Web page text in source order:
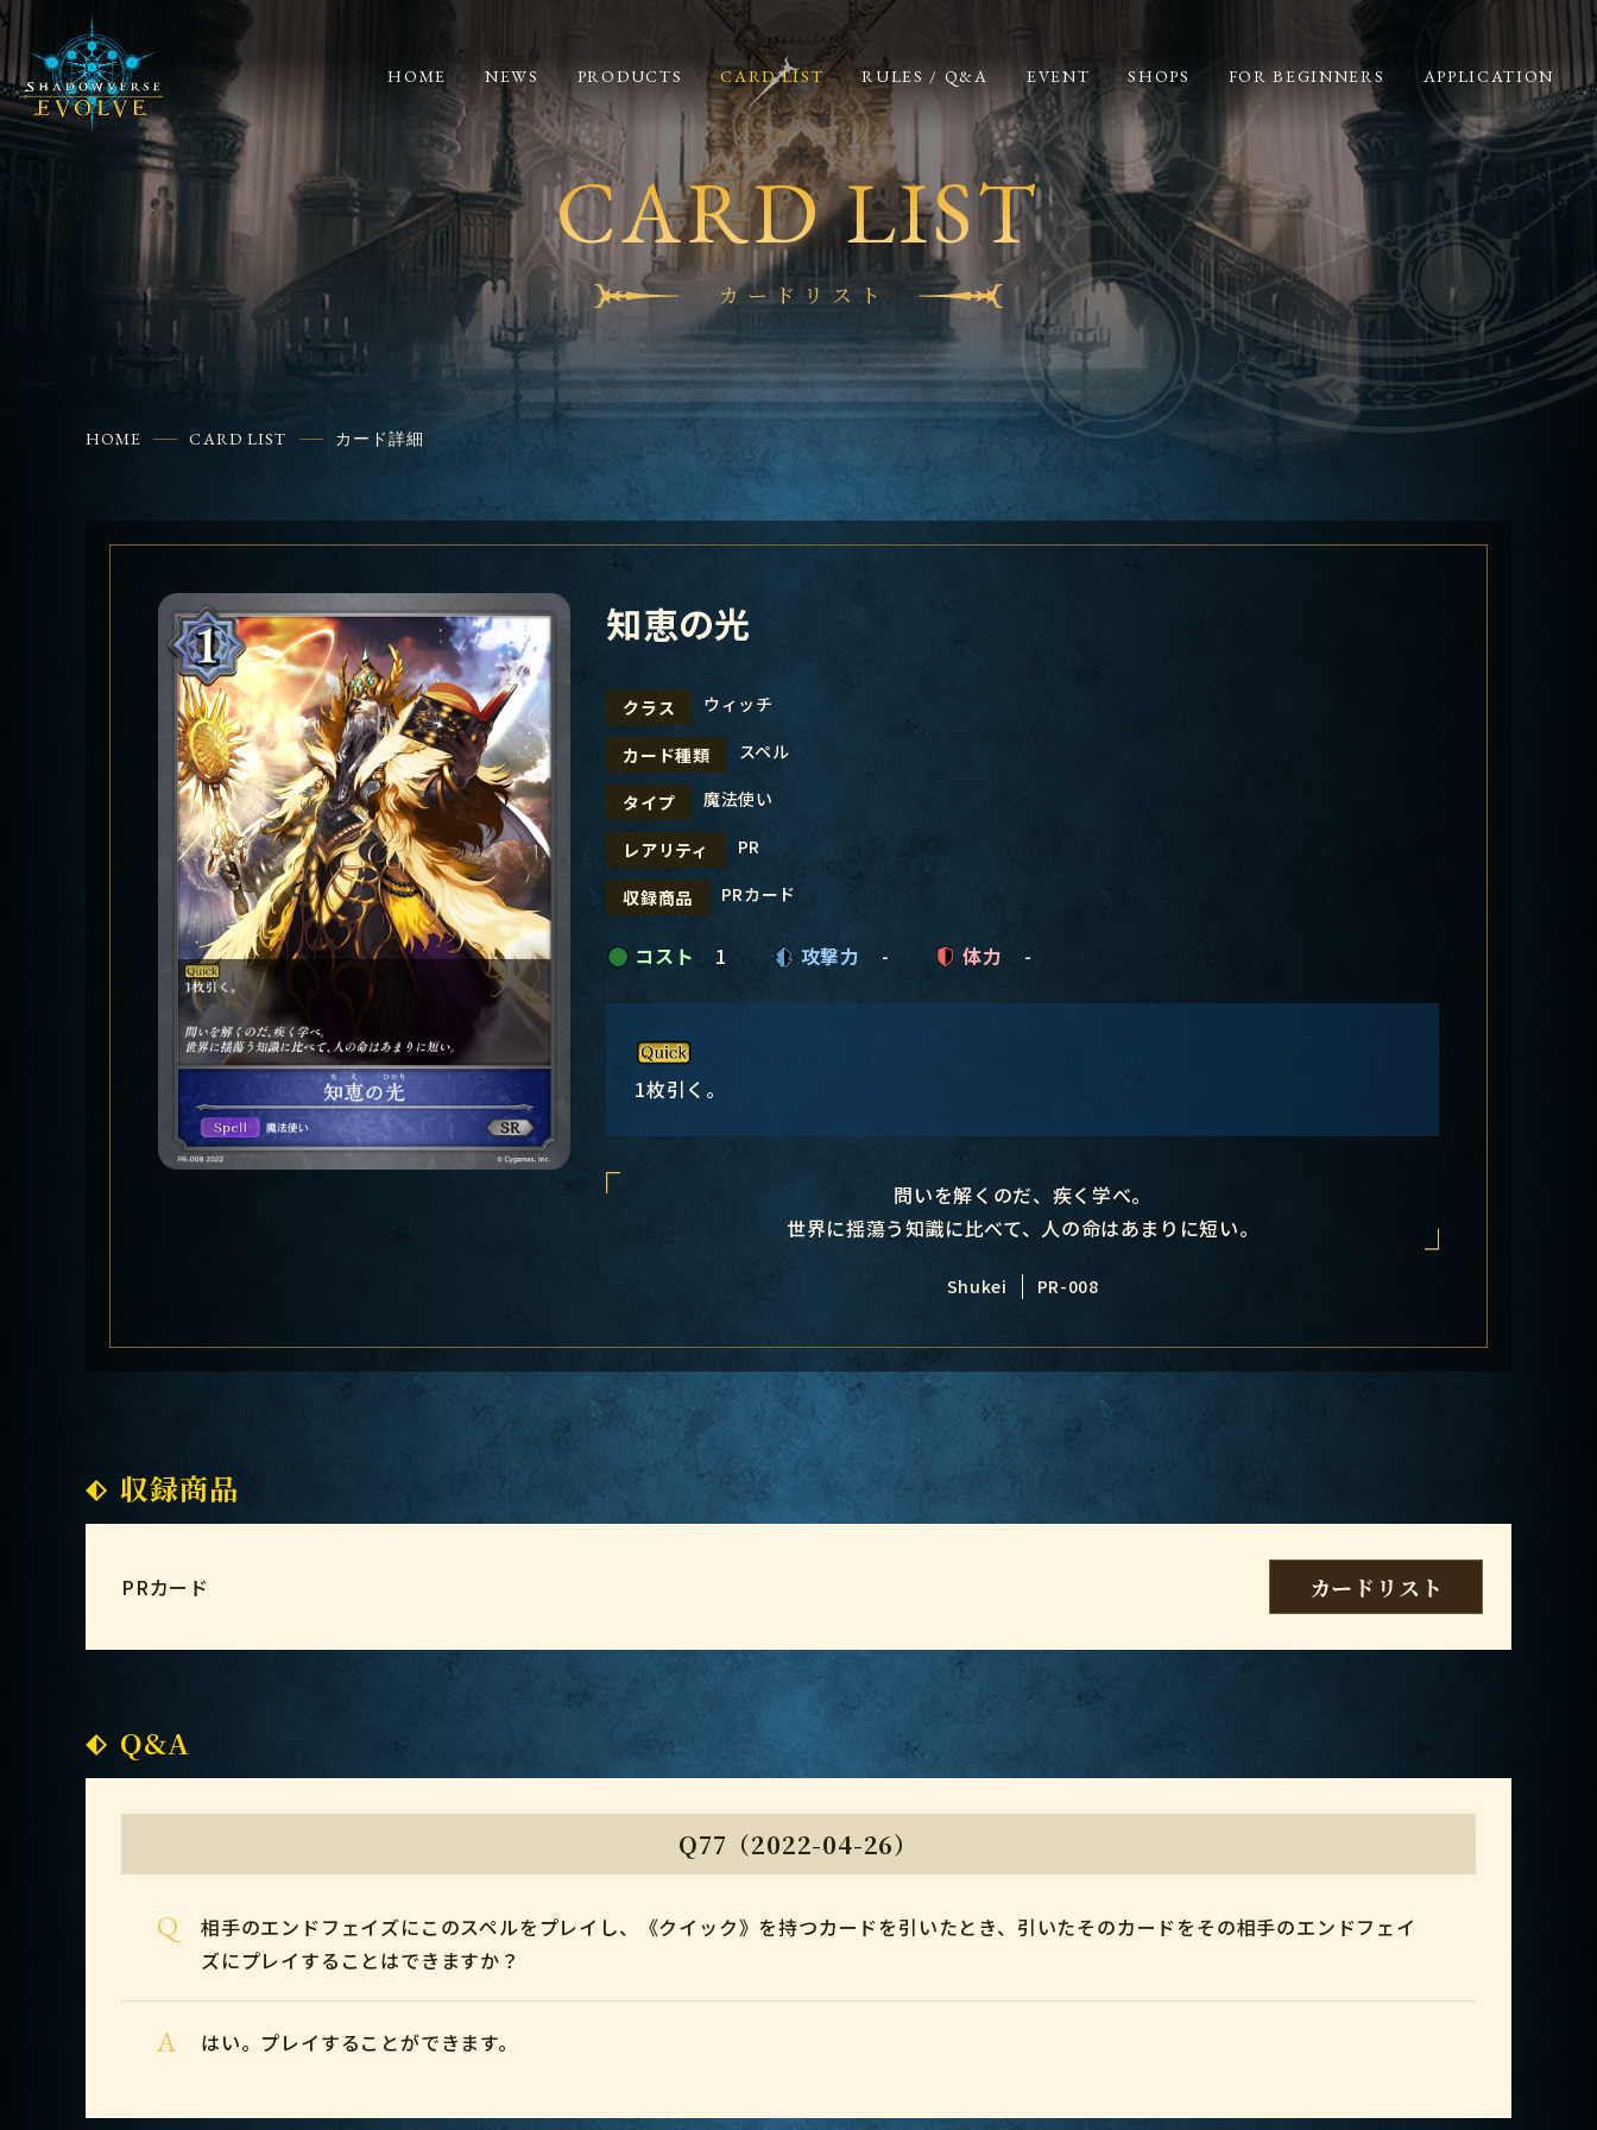
HOME NEWS PRODUCTS CARD LIST RULES / Q&A EVENT SHOPS FOR BEGINNERS APPLICATION
CARD LIST
カードリスト
HOME CARD LIST カード詳細
知恵の光
クラス ウィッチ
カード種類 スペル
タイプ 魔法使い
レアリティ PR
収録商品 PRカード
コスト 1 攻撃力 - 体力 -
1枚引く。
問いを解くのだ、疾く学べ。
世界に揺蕩う知識に比べて、人の命はあまりに短い。
Shukei PR-008
収録商品
PRカード カードリスト
Q&A
Q77（2022-04-26）
Q
相手のエンドフェイズにこのスペルをプレイし、《クイック》を持つカードを引いたとき、引いたそのカードをその相手のエンドフェイ
ズにプレイすることはできますか？
A はい。プレイすることができます。